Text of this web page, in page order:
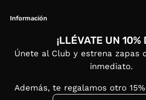
Información
¡LLÉVATE UN 10%
Únete al Club y estrena zapas
inmediato.
Además, te regalamos otro